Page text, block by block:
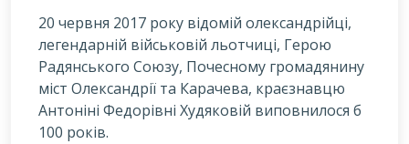
20 червня 2017 року відомій олександрійці,
легендарній військовій льотчиці, Герою
Радянського Союзу, Почесному громадянину
міст Олександрії та Карачева, краєзнавцю
Антоніні Федорівні Худяковій виповнилося б
100 років.